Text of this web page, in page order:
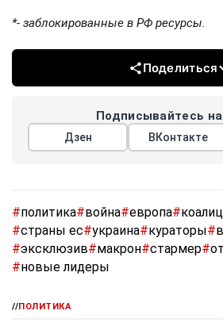
*- заблокированные в РФ ресурсы.
Поделиться
Подписывайтесь
Дзен ВКонтакте
#политика#война#европа#
#страны ес#украина#кураторы#
#эксклюзив#макрон#стармер#
#новые лидеры
//ПОЛИТИКА